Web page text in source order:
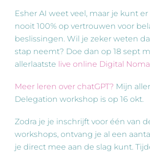
Esher AI weet veel, maar je kunt
nooit 100% op vertrouwen voor
beslissingen. Wil je zeker weten
stap neemt? Doe dan op 18 sept
allerlaatste live online Digital
Meer leren over chatGPT? Mijn
Delegation workshop is op 16 okt.
Zodra je je inschrijft voor één van
workshops, ontvang je al een
je direct mee aan de slag kunt.